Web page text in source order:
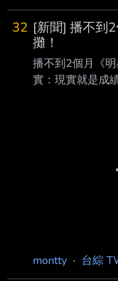
幫開「擇偶條件
賴晏駒│邱鋒澤
婷、艾莉兒、冠
第3季共分為三個
六局遊戲， 玩家
遊戲積分， 賽段
32 [新聞] 播不到
攤！
播不到2個月《
實：現實就是成
montty · 台綜